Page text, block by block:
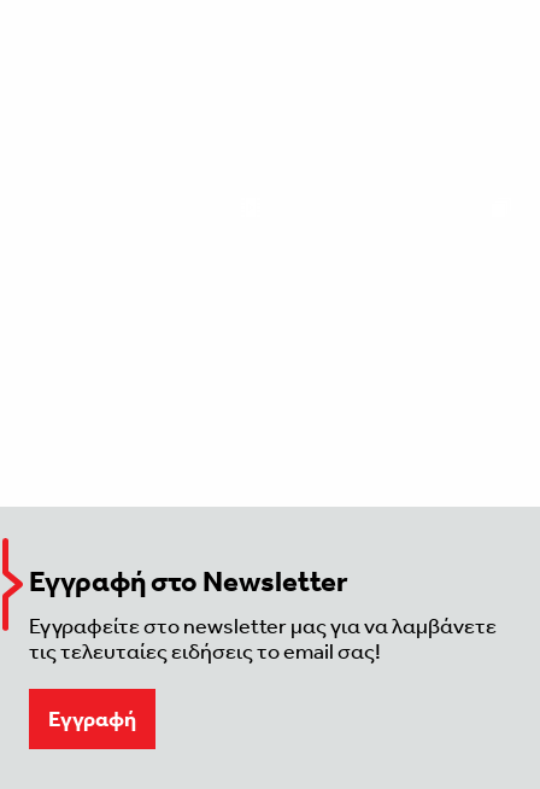
Εγγραφή στο Newsletter
Εγγραφείτε στο newsletter μας για να λαμβάνετε
τις τελευταίες ειδήσεις το email σας!
Eγγραφή